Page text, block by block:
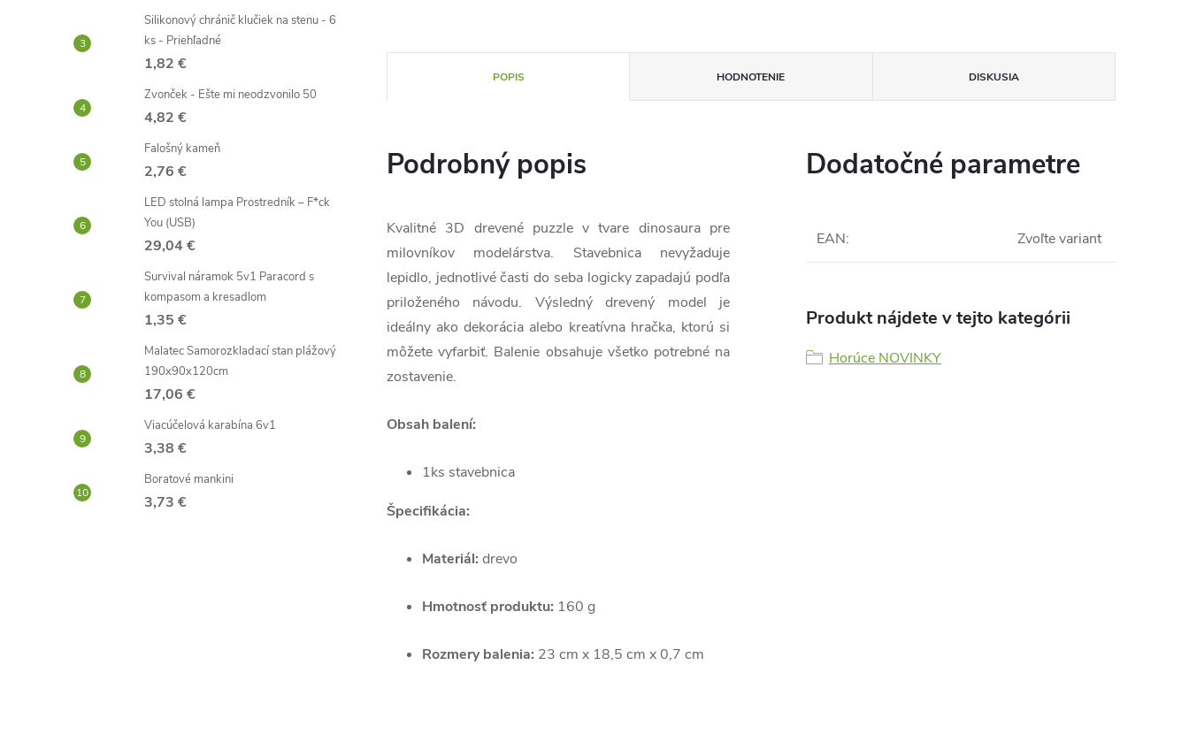
Silikonový chránič klučiek na stenu - 6
ks - Priehľadné
1,82 €
Zvonček - Ešte mi neodzvonilo 50
4,82 €
Falošný kameň
2,76 €
LED stolná lampa Prostredník – F*ck
You (USB)
29,04 €
Survival náramok 5v1 Paracord s
kompasom a kresadlom
1,35 €
Malatec Samorozkladací stan plážový
190x90x120cm
17,06 €
Viacúčelová karabína 6v1
3,38 €
Boratové mankini
3,73 €
POPIS HODNOTENIE DISKUSIA
Podrobný popis
Kvalitné 3D drevené puzzle v tvare dinosaura pre
milovníkov modelárstva. Stavebnica nevyžaduje
lepidlo, jednotlivé časti do seba logicky zapadajú podľa
priloženého návodu. Výsledný drevený model je
ideálny ako dekorácia alebo kreatívna hračka, ktorú si
môžete vyfarbiť. Balenie obsahuje všetko potrebné na
zostavenie.
Obsah balení:
1ks stavebnica
Špecifikácia:
Materiál: drevo
Hmotnosť produktu: 160 g
Rozmery balenia: 23 cm x 18,5 cm x 0,7 cm
Dodatočné parametre
EAN: Zvoľte variant
Produkt nájdete v tejto kategórii
Horúce NOVINKY